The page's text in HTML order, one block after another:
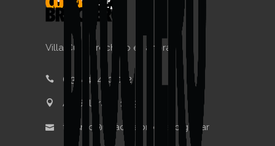
Villa Cura Brochero es ahora!
(03544) 470-022
Av. Belgrano 1019
turismo@villacurabrochero.gov.ar